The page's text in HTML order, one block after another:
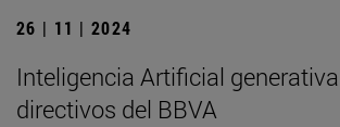
26 | 11 | 2024
Inteligencia Artificial
directivos del BBVA